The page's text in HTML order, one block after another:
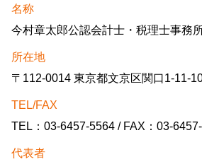
名称
今村章太郎公認会計士・税理士事務
所在地
〒112-0014 東京都文京区関口1-11-
TEL/FAX
TEL：03-6457-5564 / FAX：03-
代表者